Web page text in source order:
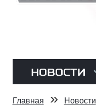
НОВОСТИ
Главная » Новости